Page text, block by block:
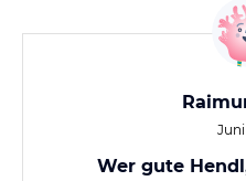
Juni
Wer gute